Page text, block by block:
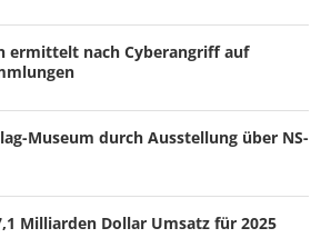
ermittelt nach Cyberangriff auf
Museum durch Ausstellung über NS-
Milliarden Dollar Umsatz für 2025